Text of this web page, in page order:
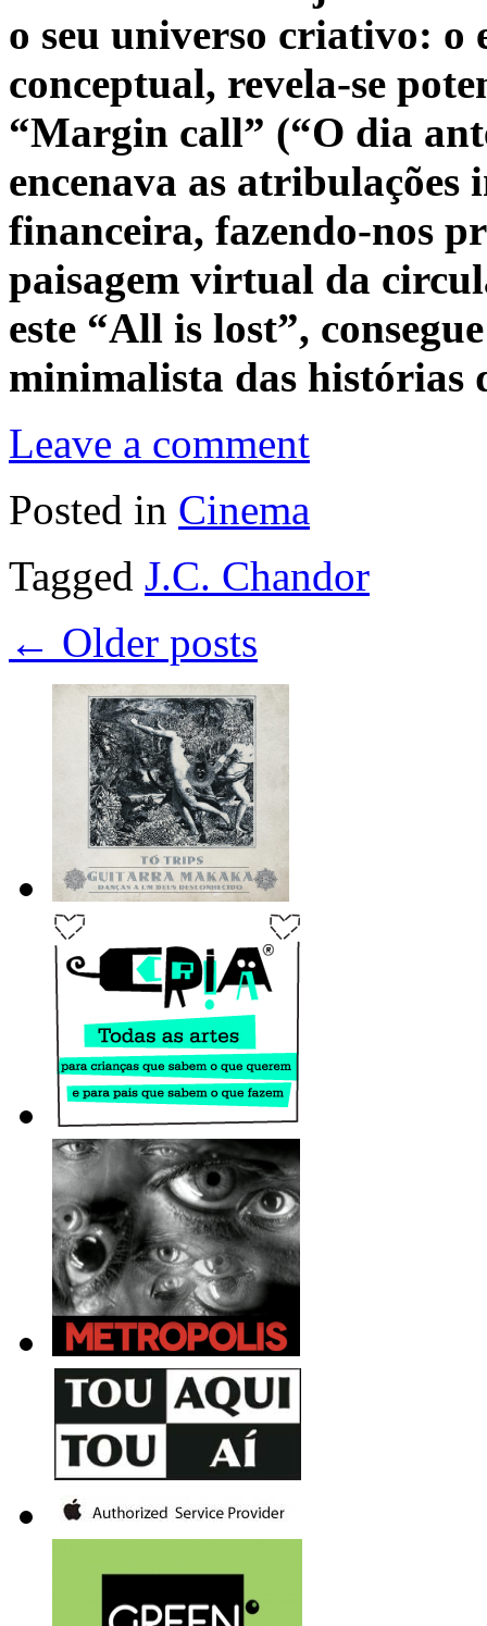
o seu universo criativo: o
conceptual, revela-se
“Margin call” (“O dia
encenava as
financeira, fazendo-nos
paisagem virtual da
este “All is lost”,
minimalista das histórias
Leave a comment
Posted in Cinema
Tagged J.C. Chandor
← Older posts